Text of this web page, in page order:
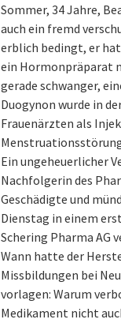
Sommer, 34 Jahre,
auch ein fremd
erblich bedingt, er
ein Hormonpräparat
gerade schwanger,
Duogynon wurde in
Frauenärzten als
Ein ungeheuerlicher
Nachfolgerin des
Geschädigte und
Dienstag in einem
Schering Pharma AG
Wann hatte der
Missbildungen bei
vorlagen: Warum
Medikament nicht